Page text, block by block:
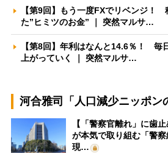
【第9回】もう一度FXでリベンジ！
た”ヒミツのお金” ｜ 突然マルサ…
【第8回】年利はなんと14.6％！ 毎
上がっていく ｜ 突然マルサ…
河合雅司「人口減少ニッポン
【「警察官離れ」に歯
が本気で取り組む「警
現…